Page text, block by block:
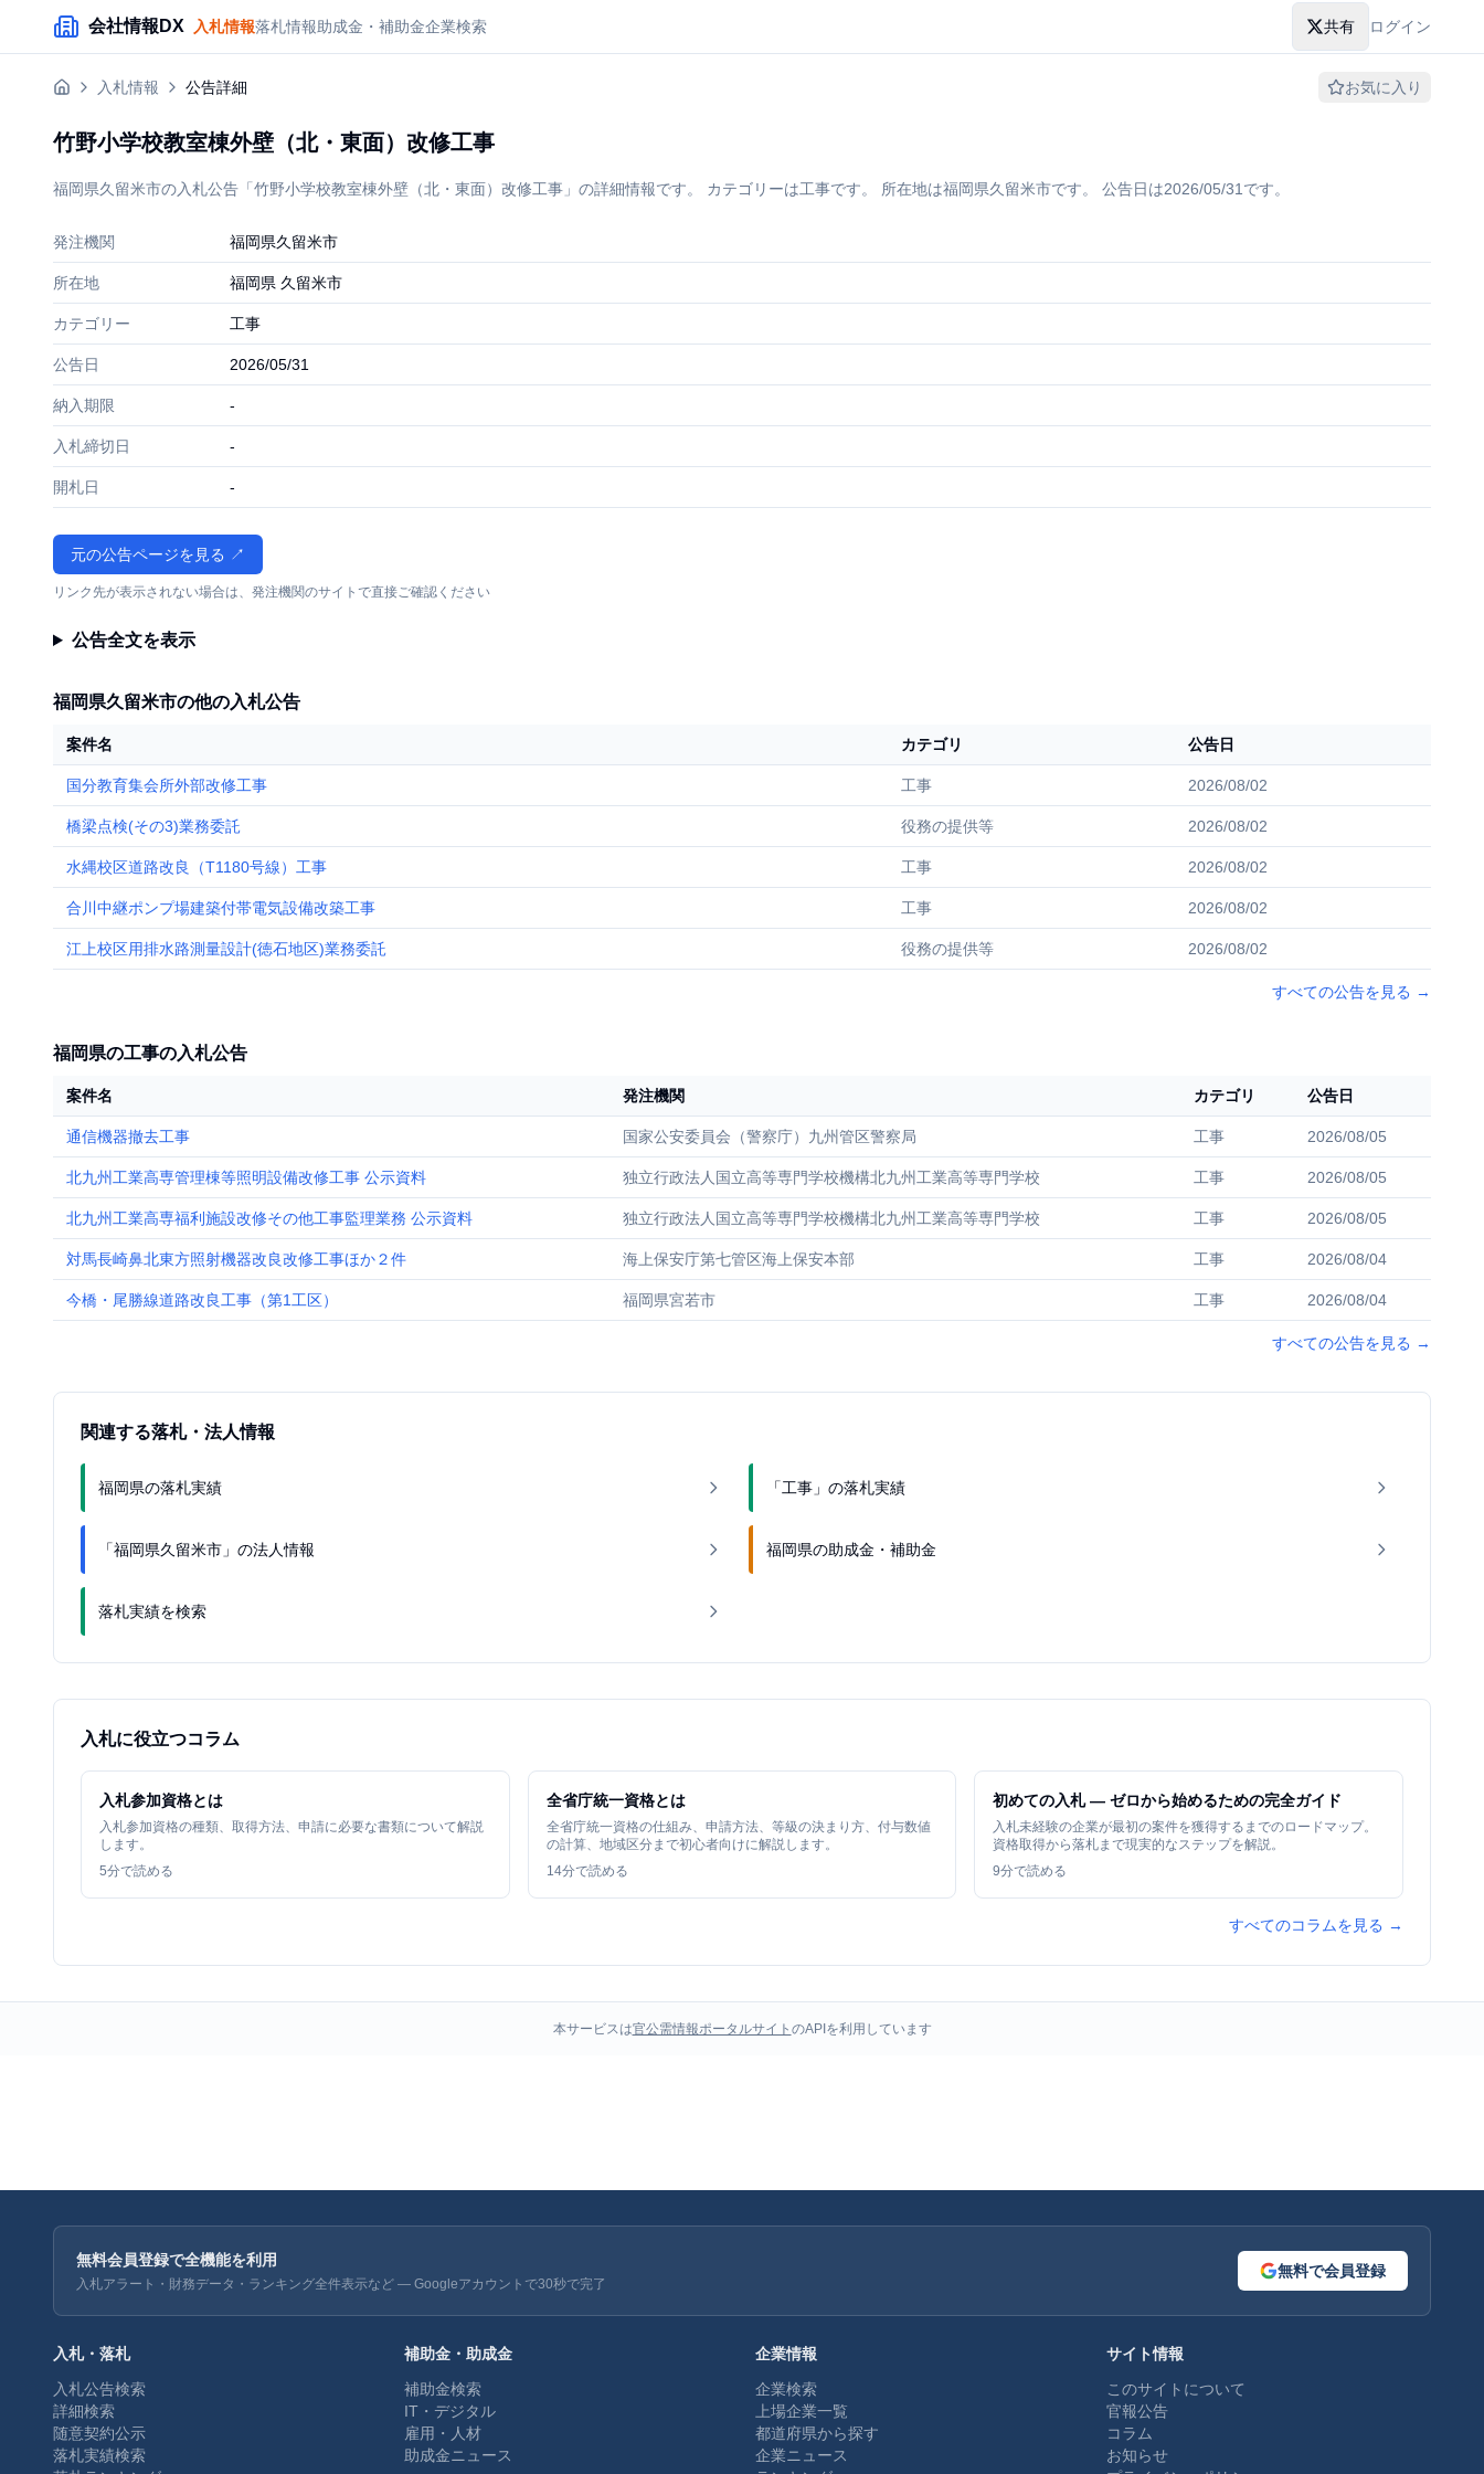
メインコンテンツにスキップ
会社情報DX 入札情報落札情報助成金・補助金企業検索 共有 ログイン
入札情報 公告詳細 お気に入り
竹野小学校教室棟外壁（北・東面）改修工事
福岡県久留米市の入札公告「竹野小学校教室棟外壁（北・東面）改修工事」の詳細情報です。 カテゴリーは工事です。 所在地は福岡県久留米市です。 公告日は2026/05/31です。
発注機関 福岡県久留米市
所在地 福岡県 久留米市
カテゴリー 工事
公告日 2026/05/31
納入期限 -
入札締切日 -
開札日 -
元の公告ページを見る ↗
リンク先が表示されない場合は、発注機関のサイトで直接ご確認ください
公告全文を表示
福岡県久留米市の他の入札公告
案件名 カテゴリ 公告日
国分教育集会所外部改修工事 工事 2026/08/02
橋梁点検(その3)業務委託 役務の提供等 2026/08/02
水縄校区道路改良（T1180号線）工事 工事 2026/08/02
合川中継ポンプ場建築付帯電気設備改築工事 工事 2026/08/02
江上校区用排水路測量設計(徳石地区)業務委託 役務の提供等 2026/08/02
すべての公告を見る →
福岡県の工事の入札公告
案件名 発注機関 カテゴリ 公告日
通信機器撤去工事 国家公安委員会（警察庁）九州管区警察局 工事 2026/08/05
北九州工業高専管理棟等照明設備改修工事 公示資料 独立行政法人国立高等専門学校機構北九州工業高等専門学校 工事 2026/08/05
北九州工業高専福利施設改修その他工事監理業務 公示資料 独立行政法人国立高等専門学校機構北九州工業高等専門学校 工事 2026/08/05
対馬長崎鼻北東方照射機器改良改修工事ほか２件 海上保安庁第七管区海上保安本部 工事 2026/08/04
今橋・尾勝線道路改良工事（第1工区） 福岡県宮若市 工事 2026/08/04
すべての公告を見る →
関連する落札・法人情報
福岡県の落札実績 「工事」の落札実績
「福岡県久留米市」の法人情報 福岡県の助成金・補助金
落札実績を検索
入札に役立つコラム
入札参加資格とは
入札参加資格の種類、取得方法、申請に必要な書類について解説
します。
5分で読める
全省庁統一資格とは
全省庁統一資格の仕組み、申請方法、等級の決まり方、付与数値
の計算、地域区分まで初心者向けに解説します。
14分で読める
初めての入札 — ゼロから始めるための完全ガイド
入札未経験の企業が最初の案件を獲得するまでのロードマップ。
資格取得から落札まで現実的なステップを解説。
9分で読める
すべてのコラムを見る →
本サービスは官公需情報ポータルサイト のAPIを利用しています
無料会員登録で全機能を利用
入札アラート・財務データ・ランキング全件表示など — Googleアカウントで30秒で完了
無料で会員登録
入札・落札
入札公告検索
詳細検索
随意契約公示
落札実績検索
補助金・助成金
補助金検索
IT・デジタル
雇用・人材
助成金ニュース
企業情報
企業検索
上場企業一覧
都道府県から探す
企業ニュース
サイト情報
このサイトについて
官報公告
コラム
お知らせ